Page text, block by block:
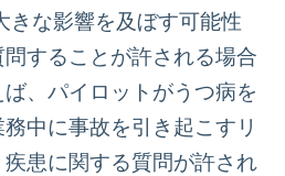
な影響を及ぼす可能性
することが許される場合
、パイロットがうつ病を
中に事故を引き起こすリ
患に関する質問が許され